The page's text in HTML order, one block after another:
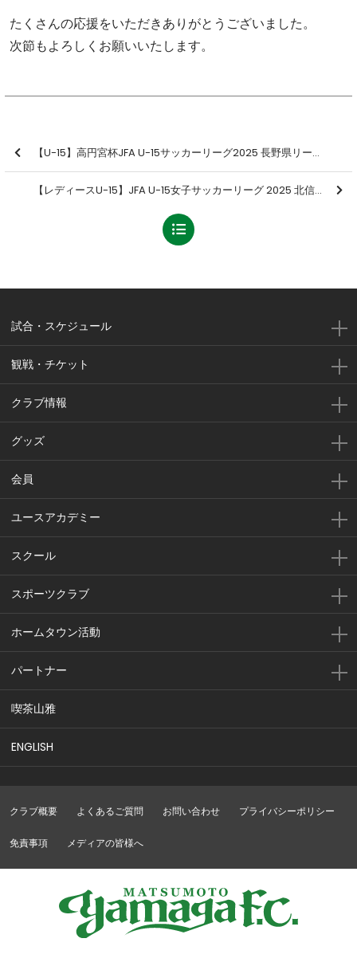
たくさんの応援をいただきありがとうございました。
次節もよろしくお願いいたします。
【U-15】高円宮杯JFA U-15サッカーリーグ2025 長野県リーグ1部 第14節 結果のお知らせ
【レディースU-15】JFA U-15女子サッカーリーグ 2025 北信越 第13節 結果のお知らせ
試合・スケジュール
観戦・チケット
クラブ情報
グッズ
会員
ユースアカデミー
スクール
スポーツクラブ
ホームタウン活動
パートナー
喫茶山雅
ENGLISH
クラブ概要 よくあるご質問 お問い合わせ プライバシーポリシー
免責事項 メディアの皆様へ